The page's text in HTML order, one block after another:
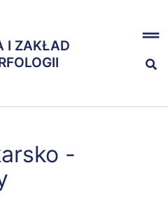
treści
I ZAKŁAD
x
-